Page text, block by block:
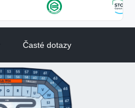
Časté dotazy